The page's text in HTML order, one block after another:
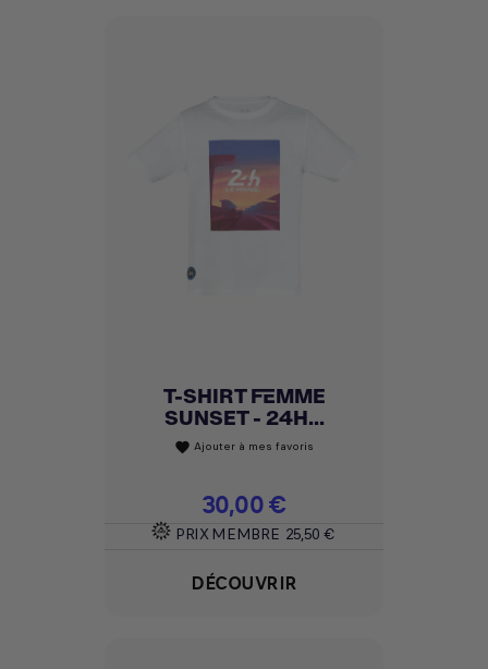
T-SHIRT FEMME
SUNSET - 24H...
favorite Ajouter à mes favoris
Prix
30,00 €
PRIX MEMBRE 25,50 €
DÉCOUVRIR